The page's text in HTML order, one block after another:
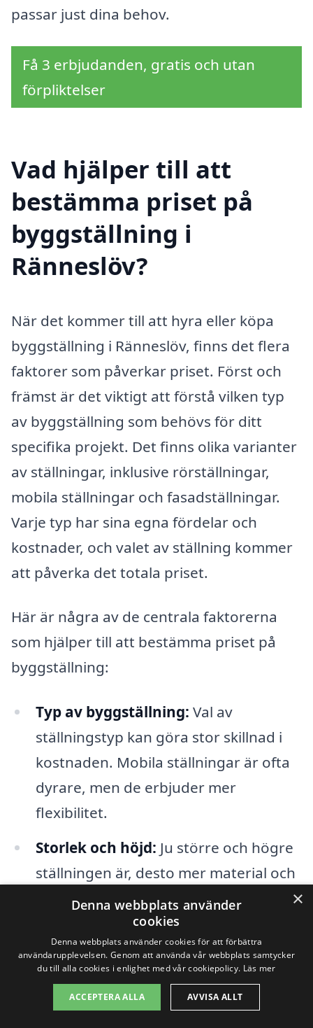
passar just dina behov.
Få 3 erbjudanden, gratis och utan
förpliktelser
Vad hjälper till att
bestämma priset på
byggställning i
Ränneslöv?
När det kommer till att hyra eller köpa
byggställning i Ränneslöv, finns det flera
faktorer som påverkar priset. Först och
främst är det viktigt att förstå vilken typ
av byggställning som behövs för ditt
specifika projekt. Det finns olika varianter
av ställningar, inklusive rörställningar,
mobila ställningar och fasadställningar.
Varje typ har sina egna fördelar och
kostnader, och valet av ställning kommer
att påverka det totala priset.
Här är några av de centrala faktorerna
som hjälper till att bestämma priset på
byggställning:
Typ av byggställning: Val av
ställningstyp kan göra stor skillnad i
kostnaden. Mobila ställningar är ofta
dyrare, men de erbjuder mer
flexibilitet.
Storlek och höjd: Ju större och högre
ställningen är, desto mer material och
mer arbete krävs, vilket kan öka
Hyresperiod:Längden på
hyresperioden kan påverka priset.
Längre hyresavtal kan ibland ge
×
Denna webbplats använder
cookies
Denna webbplats använder cookies för att förbättra
användarupplevelsen. Genom att använda vår webbplats samtycker
du till alla cookies i enlighet med vår cookiepolicy. Läs mer
ACCEPTERA ALLA AVVISA ALLT